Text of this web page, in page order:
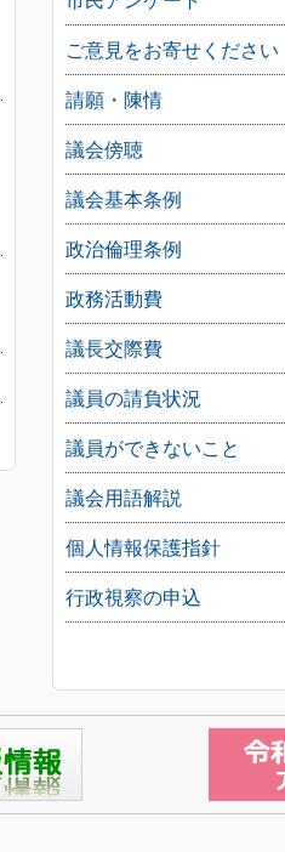
ご意見をお寄せください
請願・陳情
議会傍聴
議会基本条例
政治倫理条例
政務活動費
議長交際費
議員の請負状況
議員ができないこと
議会用語解説
個人情報保護指針
行政視察の申込